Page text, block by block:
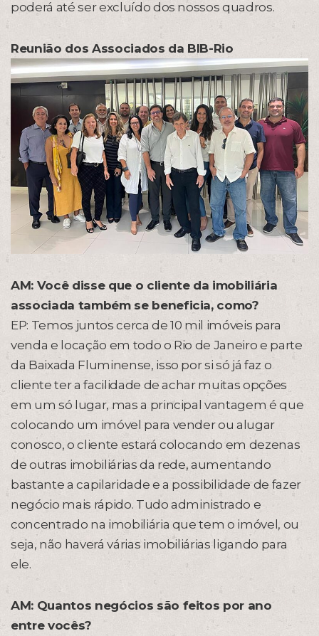
poderá até ser excluído dos nossos quadros.
Reunião dos Associados da BIB-Rio
AM: Você disse que o cliente da imobiliária
associada também se beneficia, como?
EP: Temos juntos cerca de 10 mil imóveis para
venda e locação em todo o Rio de Janeiro e parte
da Baixada Fluminense, isso por si só já faz o
cliente ter a facilidade de achar muitas opções
em um só lugar, mas a principal vantagem é que
colocando um imóvel para vender ou alugar
conosco, o cliente estará colocando em dezenas
de outras imobiliárias da rede, aumentando
bastante a capilaridade e a possibilidade de fazer
negócio mais rápido. Tudo administrado e
concentrado na imobiliária que tem o imóvel, ou
seja, não haverá várias imobiliárias ligando para
ele.
AM: Quantos negócios são feitos por ano
entre vocês?